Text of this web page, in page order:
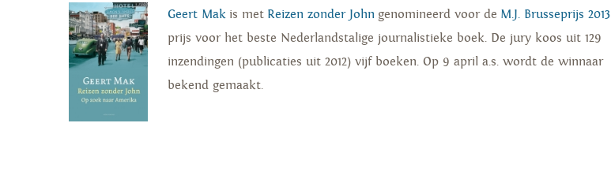
Geert Mak is met Reizen zonder John genomineerd voor de M.J. Brusseprijs 2013
prijs voor het beste Nederlandstalige journalistieke boek. De jury koos uit 129
inzendingen (publicaties uit 2012) vijf boeken. Op 9 april a.s. wordt de winnaar
bekend gemaakt.